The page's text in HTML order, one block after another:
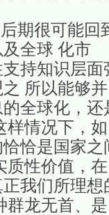
期很可能回
全球 化市
持知识层面
所以能够并
全球化，还
样情况下，如
恰是国家之
质性价值，在
我们所理想
群龙无首、是